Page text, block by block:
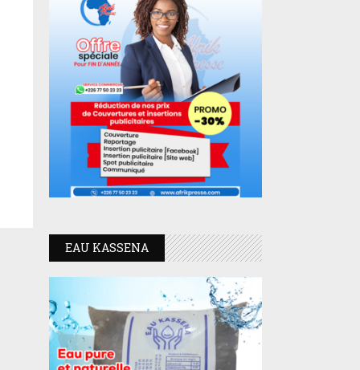
EAU KASSENA